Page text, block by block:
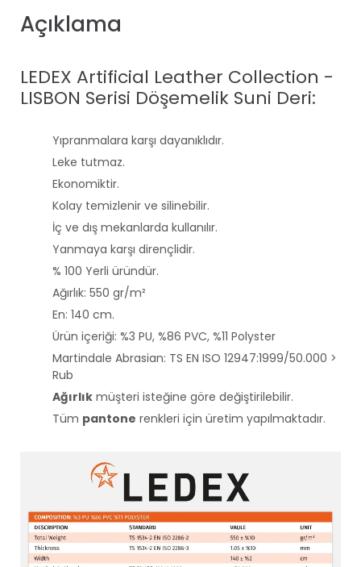
Açıklama
LEDEX Artificial Leather Collection -
LISBON Serisi Döşemelik Suni Deri:
Yıpranmalara karşı dayanıklıdır.
Leke tutmaz.
Ekonomiktir.
Kolay temizlenir ve silinebilir.
İç ve dış mekanlarda kullanılır.
Yanmaya karşı dirençlidir.
% 100 Yerli üründür.
Ağırlık: 550 gr/m²
En: 140 cm.
Ürün içeriği: %3 PU, %86 PVC, %11 Polyster
Martindale Abrasian: TS EN ISO 12947:1999/50.000 >
Rub
Ağırlık müşteri isteğine göre değiştirilebilir.
Tüm pantone renkleri için üretim yapılmaktadır.